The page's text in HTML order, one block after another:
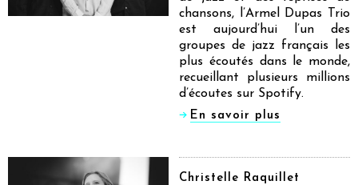
chansons, l’Armel Dupas Trio
est aujourd’hui l’un des
groupes de jazz français les
plus écoutés dans le monde,
recueillant plusieurs millions
d’écoutes sur Spotify.
En savoir plus
Christelle Raquillet